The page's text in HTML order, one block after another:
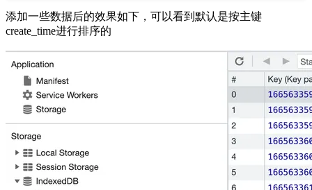
添加一些数据后的效果如下，可以看到默认是按主键
create_time进行排序的